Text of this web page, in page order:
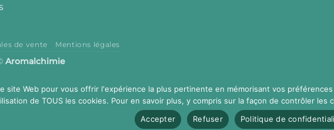
de vente Mentions légales
Aromalchimie
site Web pour vous offrir l'expérience la plus pertinente en mémorisant vos
de TOUS les cookies. Pour en savoir plus, y compris sur la façon de contrôler
Accepter
Refuser Politique de